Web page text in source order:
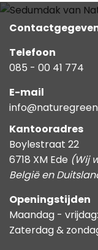
Telefoon
085 - 00 41 774
E-mail
Kantooradres
Boylestraat 22
6718 XM Ede (Wij
België en
Openingstijden
Maandag -
Zaterdag &